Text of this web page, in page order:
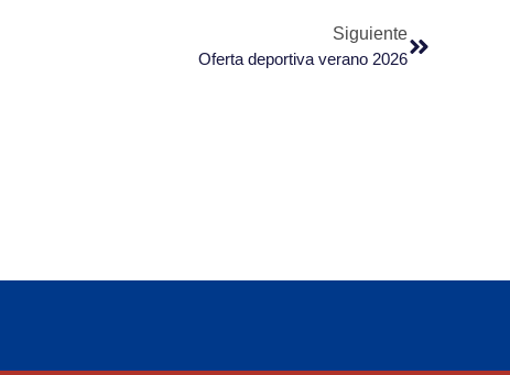
Siguiente
Oferta deportiva verano 2026